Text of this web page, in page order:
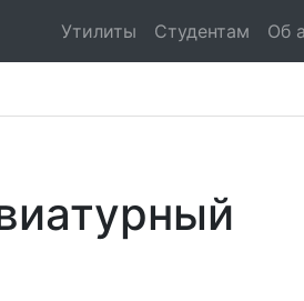
Утилиты Студентам Об